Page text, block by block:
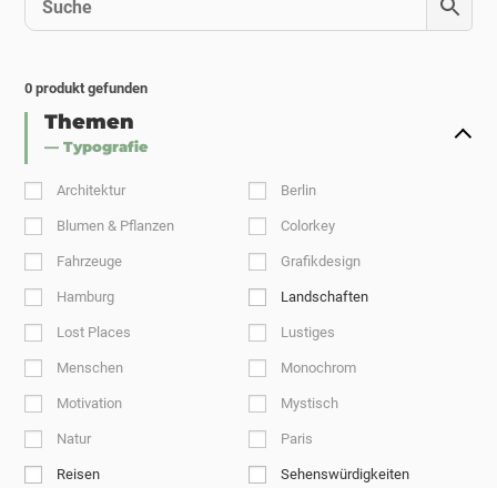
0 produkt gefunden
Themen
— Typografie
Architektur Berlin
Blumen & Pflanzen Colorkey
Fahrzeuge Grafikdesign
Hamburg Landschaften
Lost Places Lustiges
Menschen Monochrom
Motivation Mystisch
Natur Paris
Reisen Sehenswürdigkeiten